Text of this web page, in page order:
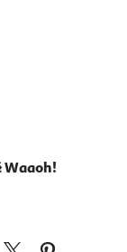
Waaoh!